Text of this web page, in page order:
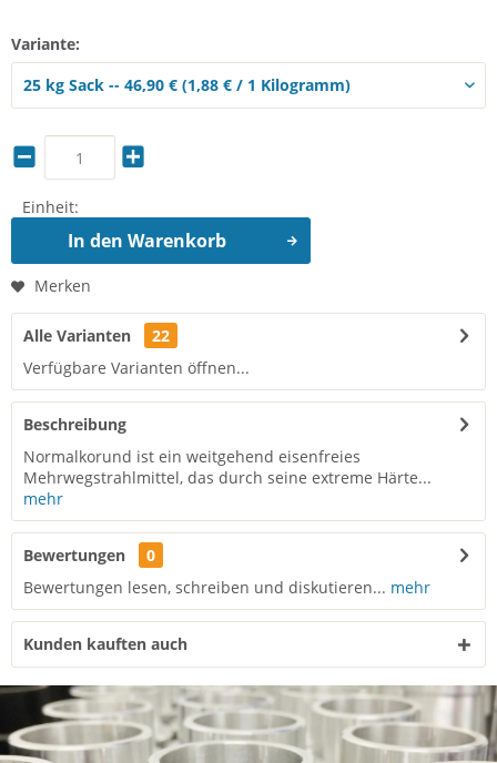
Variante:
Einheit:
In den Warenkorb
Merken
Alle Varianten
22
Verfügbare Varianten öffnen...
Beschreibung
Normalkorund ist ein weitgehend eisenfreies
Mehrwegstrahlmittel, das durch seine extreme Härte...
mehr
Bewertungen
0
Bewertungen lesen, schreiben und diskutieren... mehr
Kunden kauften auch